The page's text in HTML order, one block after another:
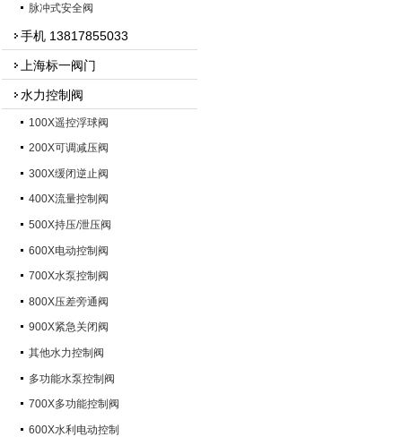
脉冲式安全阀
手机 13817855033
上海标一阀门
水力控制阀
100X遥控浮球阀
200X可调减压阀
300X缓闭逆止阀
400X流量控制阀
500X持压/泄压阀
600X电动控制阀
700X水泵控制阀
800X压差旁通阀
900X紧急关闭阀
其他水力控制阀
多功能水泵控制阀
700X多功能控制阀
600X水利电动控制